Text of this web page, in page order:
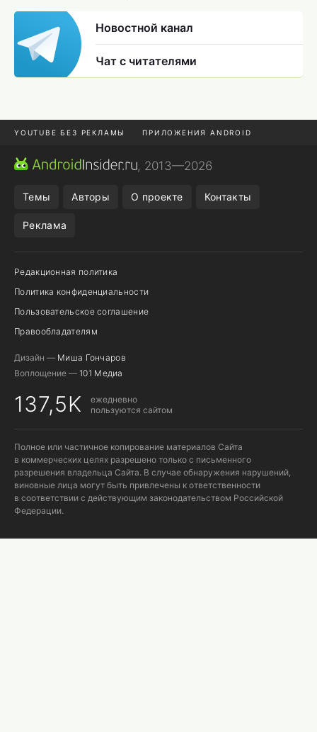
Новостной канал
Чат с читателями
YOUTUBE БЕЗ РЕКЛАМЫ ПРИЛОЖЕНИЯ ANDROID
МЕССЕНДЖЕРЫ ONE UI 8.5
, 2013—2026
Темы Авторы О проекте Контакты
Реклама
Редакционная политика
Политика конфиденциальности
Пользовательское соглашение
Правообладателям
Дизайн — Миша Гончаров
Воплощение — 101 Медиа
137,5K
ежедневно
пользуются сайтом
Полное или частичное копирование материалов Сайта
в коммерческих целях разрешено только с письменного
разрешения владельца Сайта. В случае обнаружения нарушений,
виновные лица могут быть привлечены к ответственности
в соответствии с действующим законодательством Российской
Федерации.